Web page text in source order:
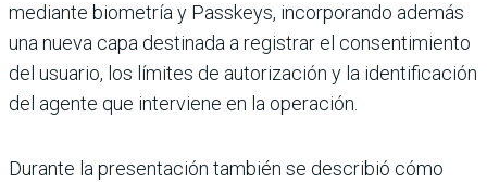
mediante biometría y Passkeys, incorporando además
una nueva capa destinada a registrar el consentimiento
del usuario, los límites de autorización y la identificación
del agente que interviene en la operación.
Durante la presentación también se describió cómo